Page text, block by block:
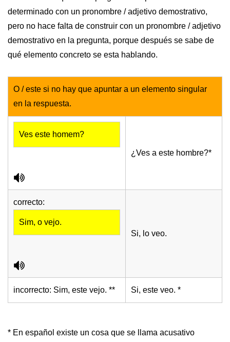
determinado con un pronombre / adjetivo demostrativo,
pero no hace falta de construir con un pronombre / adjetivo
demostrativo en la pregunta, porque después se sabe de
qué elemento concreto se esta hablando.
O / este si no hay que apuntar a un elemento singular
en la respuesta.
Ves este homem?
¿Ves a este hombre?*
correcto:
Sim, o vejo.
Si, lo veo.
incorrecto: Sim, este vejo. ** Si, este veo. *
* En español existe un cosa que se llama acusativo